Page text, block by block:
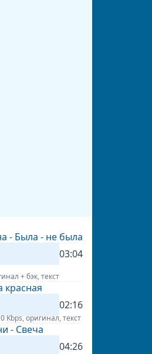
- Была - не была
03:04
+ бэк, текст
красная
02:16
Kbps, оригинал, текст
- Свеча
04:26